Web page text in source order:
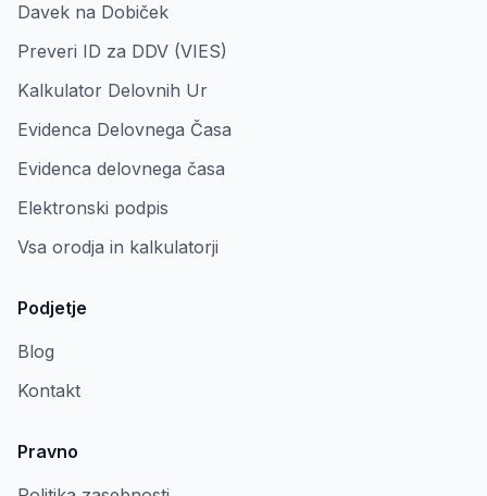
Davek na Dobiček
Preveri ID za DDV (VIES)
Kalkulator Delovnih Ur
Evidenca Delovnega Časa
Evidenca delovnega časa
Elektronski podpis
Vsa orodja in kalkulatorji
Podjetje
Blog
Kontakt
Pravno